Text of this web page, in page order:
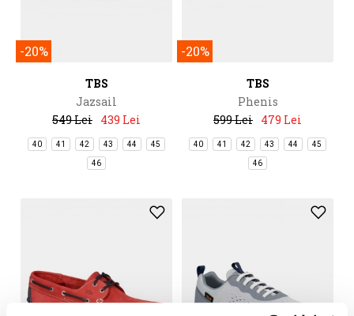
-20%
TBS
Jazsail
549 Lei 439 Lei
40 41 42 43 44 45
46
-20%
TBS
Phenis
599 Lei 479 Lei
40 41 42 43 44 45
46